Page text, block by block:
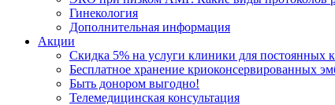
Гинекология
Дополнительная информация
Акции
Скидка 5% на услуги клиники для постоянных
Бесплатное хранение криоконсервированных
Быть донором выгодно!
Телемедицинская консультация